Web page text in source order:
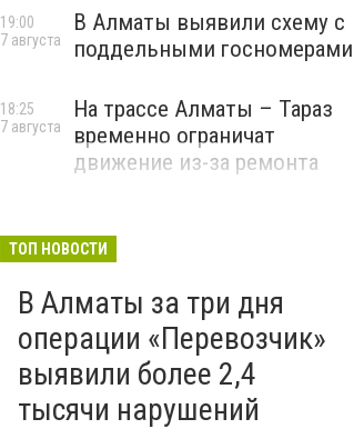
В Алматы выявили схему с
поддельными госномерами
19:00
7 августа
На трассе Алматы – Тараз
временно ограничат
движение из-за ремонта
18:25
7 августа
ТОП НОВОСТИ
В Алматы за три дня
операции «Перевозчик»
выявили более 2,4
тысячи нарушений